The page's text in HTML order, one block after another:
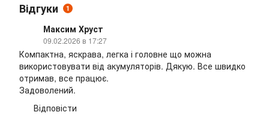
Відгуки 1
Максим Хруст
09.02.2026 в 17:27
Компактна, яскрава, легка і головне що можна
використовувати від акумуляторів. Дякую. Все швидко
отримав, все працює.
Задоволений.
Відповісти